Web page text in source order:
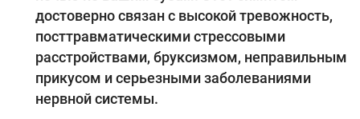
достоверно связан с высокой тревожность,
посттравматическими стрессовыми
расстройствами, бруксизмом, неправильным
прикусом и серьезными заболеваниями
нервной системы.